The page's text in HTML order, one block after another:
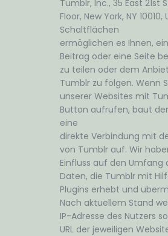
Tumblr, Inc., 35 East 21st
Floor, New York, NY 10010,
Schaltflächen
ermöglichen es Ihnen,
Beitrag oder eine Seite
zu teilen oder dem
Tumblr zu folgen. Wenn
unserer Websites mit
Button aufrufen, baut
eine
direkte Verbindung mit
von Tumblr auf. Wir
Einfluss auf den Umfang
Daten, die Tumblr mit
Plugins erhebt und
Nach aktuellem Stand
IP-Adresse des Nutzers
URL der jeweiligen